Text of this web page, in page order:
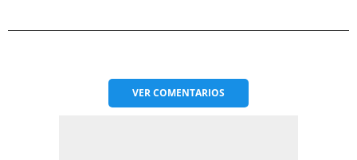
VERCOMENTARIOS